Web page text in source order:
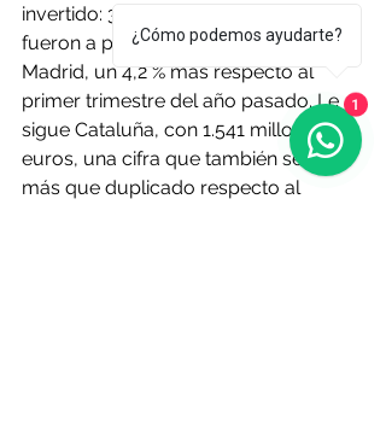
invertido: 3.367 millones de euros
fueron a parar a la Comunidad de
Madrid, un 4,2 % más respecto al
primer trimestre del año pasado. Le
sigue Cataluña, con 1.541 millones de
euros, una cifra que también se ha
más que duplicado respecto al
¿Cómo podemos ayudarte?
1